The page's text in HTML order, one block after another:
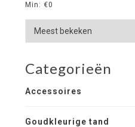
Min: €0
Categorieën
Accessoires
Goudkleurige tand